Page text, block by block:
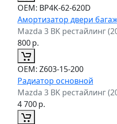
ОЕМ: BP4K-62-620D
Амортизатор двери
Mazda 3 BK рестайлинг
800р.
ОЕМ: Z603-15-200
Радиатор основной
Mazda 3 BK рестайлинг
4 700р.